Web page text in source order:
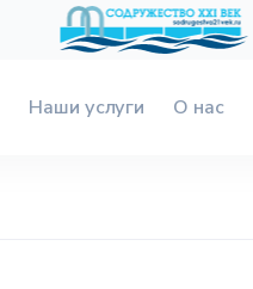
Наши услуги О нас